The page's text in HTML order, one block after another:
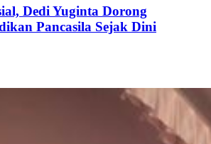
Dedi Yuginta Dorong
Pancasila Sejak Dini